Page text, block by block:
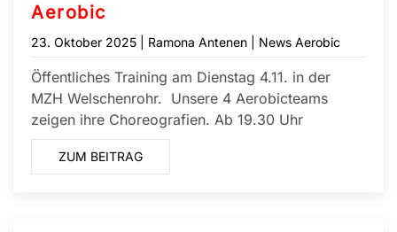
Aerobic
23. Oktober 2025 | Ramona Antenen | News Aerobic
Öffentliches Training am Dienstag 4.11. in der
MZH Welschenrohr. Unsere 4 Aerobicteams
zeigen ihre Choreografien. Ab 19.30 Uhr
ZUM BEITRAG